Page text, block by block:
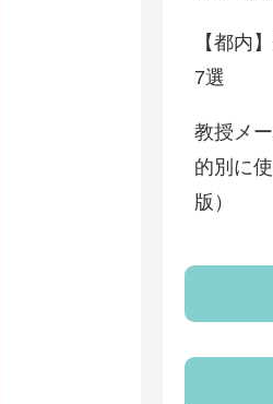
【都内
7選
教授メ
的別に
版）